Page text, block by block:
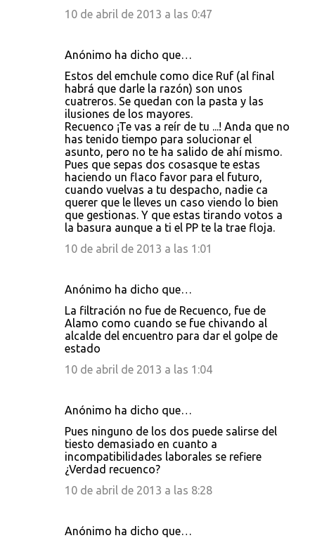
10 de abril de 2013 a las 0:47
Anónimo ha dicho que…
Estos del emchule como dice Ruf (al final
habrá que darle la razón) son unos
cuatreros. Se quedan con la pasta y las
ilusiones de los mayores.
Recuenco ¡Te vas a reír de tu ...! Anda que no
has tenido tiempo para solucionar el
asunto, pero no te ha salido de ahí mismo.
Pues que sepas dos cosasque te estas
haciendo un flaco favor para el futuro,
cuando vuelvas a tu despacho, nadie ca
querer que le lleves un caso viendo lo bien
que gestionas. Y que estas tirando votos a
la basura aunque a ti el PP te la trae floja.
10 de abril de 2013 a las 1:01
Anónimo ha dicho que…
La filtración no fue de Recuenco, fue de
Alamo como cuando se fue chivando al
alcalde del encuentro para dar el golpe de
estado
10 de abril de 2013 a las 1:04
Anónimo ha dicho que…
Pues ninguno de los dos puede salirse del
tiesto demasiado en cuanto a
incompatibilidades laborales se refiere
¿Verdad recuenco?
10 de abril de 2013 a las 8:28
Anónimo ha dicho que…